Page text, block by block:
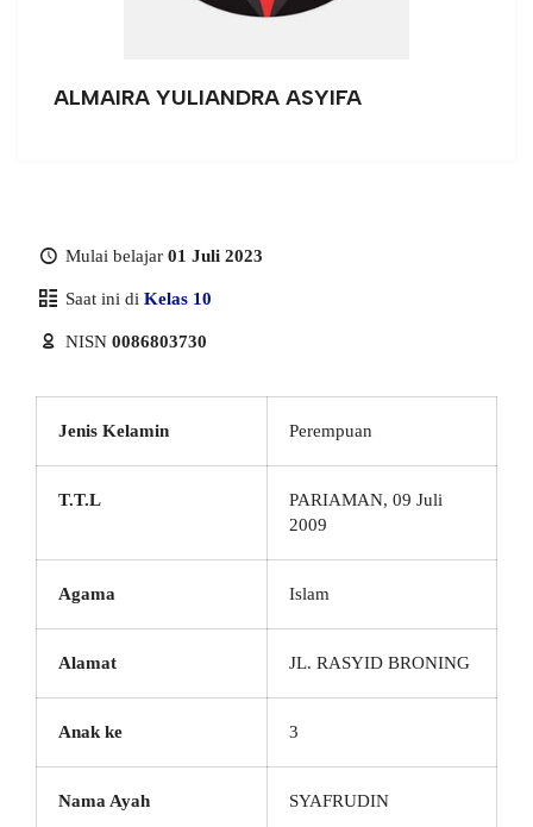
ALMAIRA YULIANDRA ASYIFA
Mulai belajar 01 Juli 2023
Saat ini di Kelas 10
NISN 0086803730
Jenis Kelamin Perempuan
T.T.L
PARIAMAN, 09 Juli
2009
Agama Islam
Alamat JL. RASYID BRONING
Anak ke 3
Nama Ayah SYAFRUDIN